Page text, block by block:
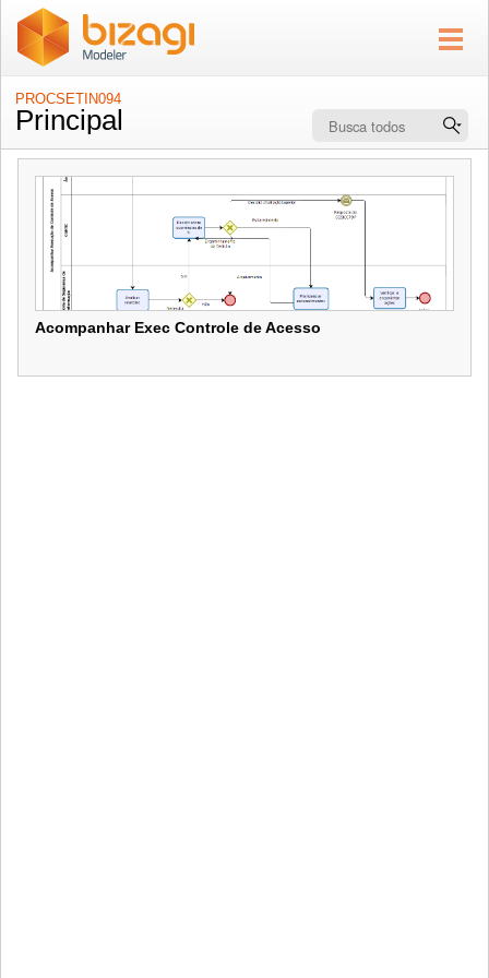
PROCSETIN094
Principal
Acompanhar Exec Controle de Acesso